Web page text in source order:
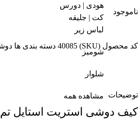
هودی | دورس
کت | جلیقه
لباس زیر
شومیز
شلوار
مشاهده همه
ناموجود
کد محصول (SKU) 40085 دسته بندی ها
توضیحات
کیف دوشی استریت استایل